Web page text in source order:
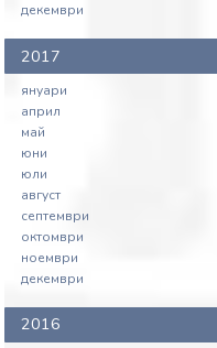
декември
2017
януари
април
май
юни
юли
август
септември
октомври
ноември
декември
2016